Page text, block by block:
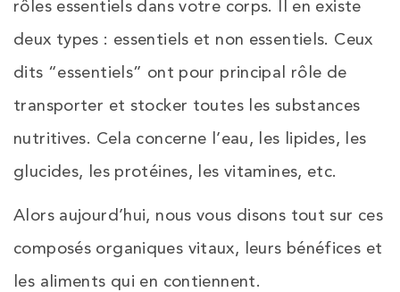
rôles essentiels dans votre corps. Il en existe
deux types : essentiels et non essentiels. Ceux
dits “essentiels” ont pour principal rôle de
transporter et stocker toutes les substances
nutritives. Cela concerne l’eau, les lipides, les
glucides, les protéines, les vitamines, etc.
Alors aujourd’hui, nous vous disons tout sur ces
composés organiques vitaux, leurs bénéfices et
les aliments qui en contiennent.